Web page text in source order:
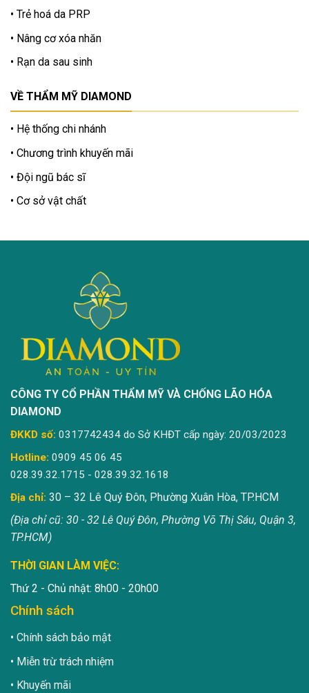
Trẻ hoá da PRP
Nâng cơ xóa nhăn
Rạn da sau sinh
VỀ THẨM MỸ DIAMOND
Hệ thống chi nhánh
Chương trình khuyến mãi
Đội ngũ bác sĩ
Cơ sở vật chất
CÔNG TY CỔ PHẦN THẨM MỸ VÀ CHỐNG LÃO HÓA
DIAMOND
ĐKKD số: 0317742434 do Sở KHĐT cấp ngày: 20/03/2023
Hotline: 0909 45 06 45
028.39.32.1715 - 028.39.32.1618
Địa chỉ: 30 – 32 Lê Quý Đôn, Phường Xuân Hòa, TP.HCM
(Địa chỉ cũ: 30 - 32 Lê Quý Đôn, Phường Võ Thị Sáu, Quận 3,
TP.HCM)
THỜI GIAN LÀM VIỆC:
Thứ 2 - Chủ nhật: 8h00 - 20h00
Chính sách
Chính sách bảo mật
Miễn trừ trách nhiệm
Khuyến mãi